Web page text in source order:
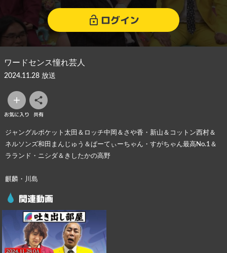
ログイン
ワードセンス憧れ芸人
2024.11.28 放送
お気に入り 共有
ジャングルポケット太田＆ロッチ中岡＆さや香・新山＆コットン西村＆
ネルソンズ和田まんじゅう＆ぱーてぃーちゃん・すがちゃん最高No.1＆
ラランド・ニシダ＆きしたかの高野
麒麟・川島
関連動画